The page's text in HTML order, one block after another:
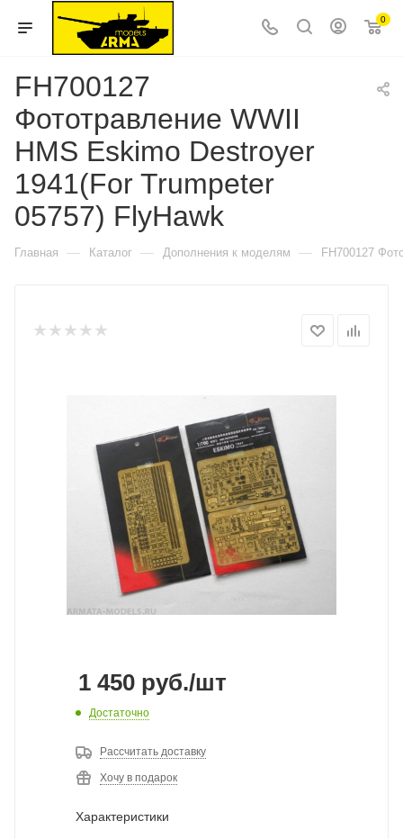
0
FH700127
Фототравление WWII
HMS Eskimo Destroyer
1941(For Trumpeter
05757) FlyHawk
Главная — Каталог — Дополнения к моделям — FH700127
1 450 руб./шт
Достаточно
Рассчитать доставку
Хочу в подарок
Характеристики